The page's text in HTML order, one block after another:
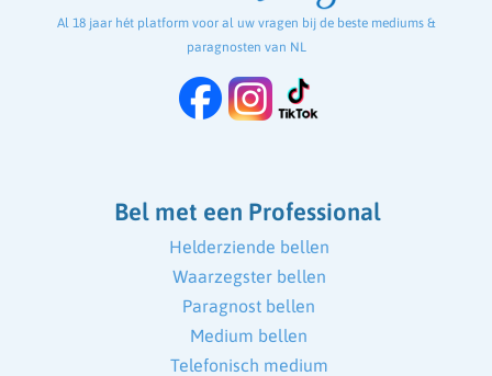
Al 18 jaar hét platform voor al uw vragen bij de beste mediums &
paragnosten van NL
Bel met een Professional
Helderziende bellen
Waarzegster bellen
Paragnost bellen
Medium bellen
Telefonisch medium